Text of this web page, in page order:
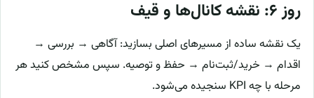
روز ۶: نقشه کانال‌ها و قیف
یک نقشه ساده از مسیرهای اصلی بسازید: آگاهی → بررسی →
اقدام → خرید/ثبت‌نام → حفظ و توصیه. سپس مشخص کنید هر
مرحله با چه KPI سنجیده می‌شود.